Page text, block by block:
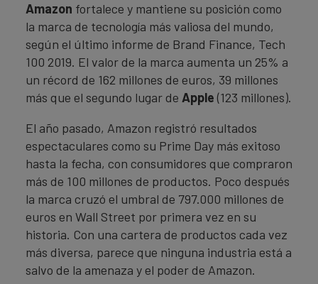
Amazon fortalece y mantiene su posición como
la marca de tecnología más valiosa del mundo,
según el último informe de Brand Finance, Tech
100 2019. El valor de la marca aumenta un 25% a
un récord de 162 millones de euros, 39 millones
más que el segundo lugar de Apple (123 millones).
El año pasado, Amazon registró resultados
espectaculares como su Prime Day más exitoso
hasta la fecha, con consumidores que compraron
más de 100 millones de productos. Poco después
la marca cruzó el umbral de 797.000 millones de
euros en Wall Street por primera vez en su
historia. Con una cartera de productos cada vez
más diversa, parece que ninguna industria está a
salvo de la amenaza y el poder de Amazon.